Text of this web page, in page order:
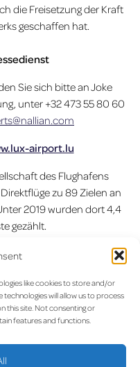
like cookies to store and/or
will allow us to process
this site. Not consenting or
features and functions.
die Freisetzung der Kraft
geschaffen hat.
Sie sich bitte an Joke
unter +32 473 55 80 60
airport.lu
des Flughafens
zu 89 Zielen an
2019 wurden dort 4,4
gezählt.
sich bitte an Rebecca
23 02 oder per E-Mail:
airport.lu.
Nächste:Flughafen